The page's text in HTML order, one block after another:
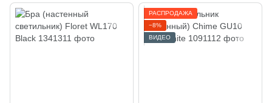
РАСПРОДАЖА
−8%
ВИДЕО